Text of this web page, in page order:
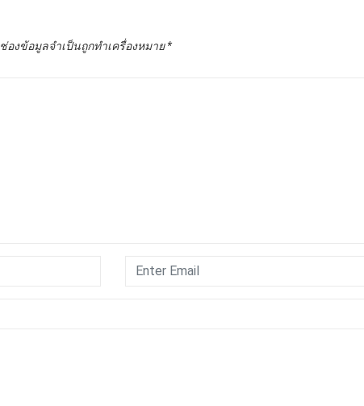
ช่องข้อมูลจำเป็นถูกทำเครื่องหมาย*